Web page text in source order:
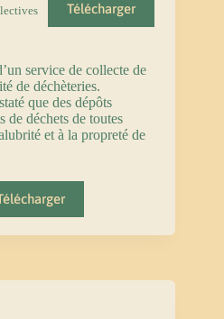
Télécharger
service de collecte de
de déchèteries.
que des dépôts
de déchets de toutes
et à la propreté de